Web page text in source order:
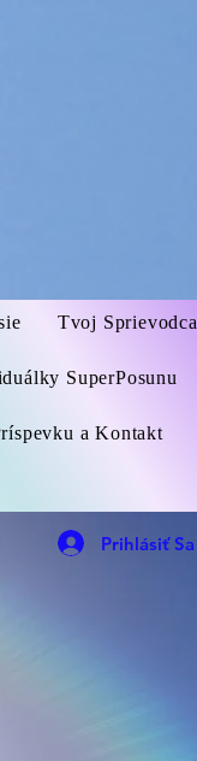
Tvoj Sprievodca
SuperPosunu
a Kontakt
Prihlásiť Sa